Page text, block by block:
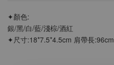
✦顏色:
銀/黑/白/藍/淺棕/酒紅
✦尺寸:18*7.5*4.5cm 肩帶長:96cm